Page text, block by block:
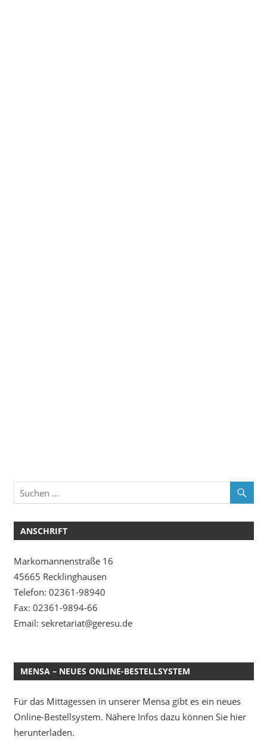
ANSCHRIFT
Markomannenstraße 16
45665 Recklinghausen
Telefon: 02361-98940
Fax: 02361-9894-66
Email: sekretariat@geresu.de
MENSA – NEUES ONLINE-BESTELLSYSTEM
Für das Mittagessen in unserer Mensa gibt es ein neues
Online-Bestellsystem. Nähere Infos dazu können Sie hier
herunterladen.